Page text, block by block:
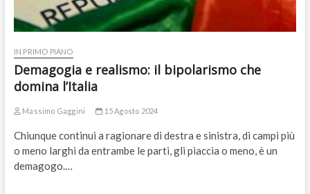
IN PRIMO PIANO
Demagogia e realismo: il bipolarismo che
domina l’Italia
Massimo Gaggini 15 Agosto 2024
Chiunque continui a ragionare di destra e sinistra, di campi più
o meno larghi da entrambe le parti, gli piaccia o meno, è un
demagogo.…